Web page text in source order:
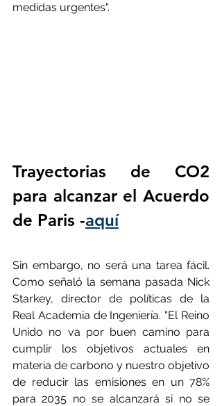
medidas urgentes".
Trayectorias de CO2
para alcanzar el Acuerdo
de Paris -aquí
Sin embargo, no será una tarea fácil.
Como señaló la semana pasada Nick
Starkey, director de políticas de la
Real Academia de Ingeniería. "El Reino
Unido no va por buen camino para
cumplir los objetivos actuales en
materia de carbono y nuestro objetivo
de reducir las emisiones en un 78%
para 2035 no se alcanzará si no se